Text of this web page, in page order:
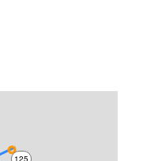
125